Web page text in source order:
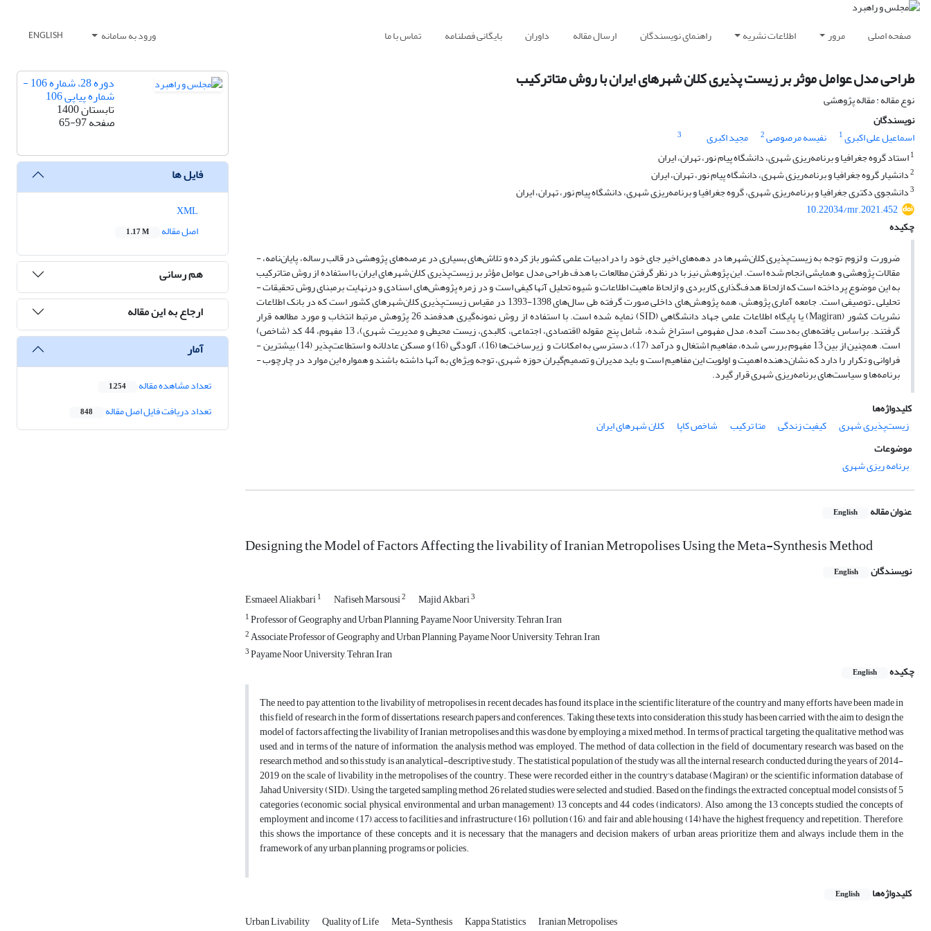
صفحه اصلی مرور اطلاعات نشریه راهنمای نویسندگان ارسال مقاله داوران بایگانی فصلنامه تماس با ما ورود به سامانه ENGLISH
طراحی مدل عوامل موثر بر زیست پذیری کلان شهرهای ایران با روش متاترکیب
نوع مقاله : مقاله پژوهشی
نویسندگان
اسماعیل علی اکبری1 نفیسه مرصوصی2 مجید اکبری
3
1استاد گروه جغرافیا و برنامه‌ریزی شهری، دانشگاه پیام نور، تهران، ایران
2دانشیار ‌گروه جغرافیا و برنامه‌ریزی شهری، دانشگاه پیام نور، تهران، ایران
3دانشجوی دکتری جغرافیا و برنامه‌ریزی شهری، گروه جغرافیا و برنامه‌ریزی شهری، دانشگاه پیام نور، تهران، ایران
10.22034/mr.2021.452
چکیده
ضرورت و لزوم توجه ­به ­زیست‌پذیری ­کلان‌شهرها ­در ­دهه‌های ­اخیر ­جای ­خود ­را ­در ­ادبیات ­علمی ­کشور ­باز ­کرده ­و ­تلاش‌های ­بسیاری ­در ­عرصه‌های پژوهشی در قالب ­رساله، ­پایان‌نامه، ­
مقالات ­پژوهشی ­و ­همایشی ­انجام ­شده ­است. ­این ­پژوهش ­نیز ­با ­در ­نظر ­گرفتن ­مطالعات با ­هدف ­طراحی ­مدل ­عوامل مؤثر بر زیست‌‌‌‌‌‌‌پذیری کلان‌‌‌‌‌‌‌شهرهای ایران با استفاده ­از ­روش ­متاترکیب
­به ­این ­موضوع ­پرداخته ­است ­که ­از‌لحاظ ­هدف‌‌‌‌‌‌‌گذاری ­کاربردی‌‌‌‌‌‌‌ و ­از‌لحاظ ­ماهیت اطلاعات و شیوه تحلیل آنها کیفی است و در زمره ­پژوهش‌‌‌‌‌‌‌های ­اسنادی ­و ­درنهایت ­برمبنای ­روش ­تحقیقات ­
تحلیلی ­ـ ­توصیفی ­است. جامعه ­آماری ­پژوهش، همه ­پژوهش‌های داخلی صورت گرفته طی سال‌های 1398-1393 در ­مقیاس ­‌‌‌‌‌‌‌زیست‌‌‌‌‌‌‌پذیری ­کلان‌‌‌‌‌‌‌شهرهای ­کشور ­است ­که ­در بانک اطلاعات
نشریات کشور (Magiran) یا پایگاه اطلاعات علمی جهاد دانشگاهی ­(SID) ­نمایه ­شده ­است. با استفاده از روش نمونه‌گیری هدفمند 26 پژوهش مرتبط انتخاب و مورد مطالعه قرار
گرفتند. ­براساس یافته‌های به‌دست آمده، مدل مفهومی استراخ شده، شامل پنج مقوله (اقتصادی، اجتماعی، کالبدی، زیست محیطی و مدیریت شهری)، 13 مفهوم، 44 کد (شاخص)
است. ­همچنین ­از ­بین ­13 ­مفهوم ­بررسی ­شده، ­مفاهیم ­اشتغال ­و ­درآمد ­(17)، دسترسی به امکانات و زیرساخت‌ها (16)، آلودگی ­(16) ­و ­مسکن ­عادلانه و استطاعت‌‌‌‌‌‌‌پذیر ­(14) ­بیشترین ­
فراوانی ­و ­تکرار ­را ­دارد که نشان‌دهنده اهمیت و اولویت این مفاهیم است و باید ­مدیران ­و ­تصمیم‌‌‌‌‌‌‌گیران ­حوزه ­شهری، ­توجه ویژه‌ای ­به ­آنها ­داشته ­باشند ­و ­همواره ­این ­موارد ­در ­چارچوب ­
برنامه‌‌‌‌‌‌‌ها ­و ­سیاست‌‌‌‌‌‌‌های ­برنامه‌‌‌‌‌ریزی شهری قرار گیرد.
کلیدواژه‌ها
زیست‌پذیری شهری
کیفیت زندگی متا ترکیب شاخص کاپا
کلان شهرهای ایران
موضوعات
برنامه ریزی شهری
عنوان مقاله English
Designing the Model of Factors Affecting the livability of Iranian Metropolises Using the Meta-Synthesis Method
نویسندگان English
Esmaeel Aliakbari1 Nafiseh Marsousi2 Majid Akbari3
1Professor of Geography and Urban Planning, Payame Noor University, Tehran, Iran
2Associate Professor of Geography and Urban Planning, Payame Noor University, Tehran, Iran
3Payame Noor University, Tehran, Iran
چکیده
English
The need to pay attention to the livability of metropolises in recent decades has found its place in the scientific literature of the country and many efforts have been made in
this field of research in the form of dissertations, research papers and conferences. Taking these texts into consideration, this study has been carried with the aim to design the
model of factors affecting the livability of Iranian metropolises and this was done by employing a mixed method. In terms of practical targeting, the qualitative method was
used, and in terms of the nature of information, the analysis method was employed. The method of data collection in the field of documentary research was based on the
research method, and so this study is an analytical-descriptive study. The statistical population of the study was all the internal research conducted during the years of 2014-
2019 on the scale of livability in the metropolises of the country. These were recorded either in the country's database (Magiran) or the scientific information database of
Jahad University (SID). Using the targeted sampling method, 26 related studies were selected and studied. Based on the findings, the extracted conceptual model consists of 5
categories (economic, social, physical, environmental and urban management), 13 concepts and 44 codes (indicators). Also, among the 13 concepts studied, the concepts of
employment and income (17), access to facilities and infrastructure (16), pollution (16), and fair and able housing (14) have the highest frequency and repetition. Therefore,
this shows the importance of these concepts, and it is necessary that the managers and decision makers of urban areas prioritize them and always include them in the
framework of any urban planning, programs or policies.
کلیدواژه‌ها English
Urban Livability Quality of Life Meta-Synthesis Kappa Statistics Iranian Metropolises
دوره 28، شماره 106 -
شماره پیاپی 106
تابستان 1400
صفحه65-97
فایل ها
اصل مقاله
1.17 M
هم رسانی
ارجاع به این مقاله
آمار
تعداد مشاهده مقاله 1,254
تعداد دریافت فایل اصل مقاله 848